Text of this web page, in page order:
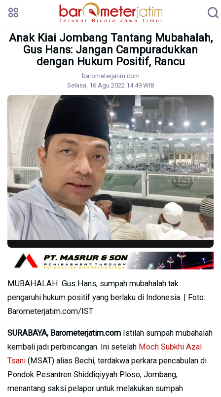
Anak Kiai Jombang Tantang Mubahalah,
Gus Hans: Jangan Campuradukkan
dengan Hukum Positif, Rancu
barometerjatim.com
Selasa, 16 Agu 2022 14:49 WIB
MUBAHALAH: Gus Hans, sumpah mubahalah tak
pengaruhi hukum positif yang berlaku di Indonesia. | Foto:
Barometerjatim.com/IST
SURABAYA, Barometerjatim.com Istilah sumpah mubahalah
kembali jadi perbincangan. Ini setelah Moch Subkhi Azal
Tsani (MSAT) alias Bechi, terdakwa perkara pencabulan di
Pondok Pesantren Shiddiqiyyah Ploso, Jombang,
menantang saksi pelapor untuk melakukan sumpah